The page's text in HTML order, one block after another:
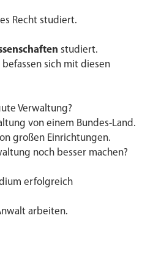
Recht studiert.
studiert.
sich mit diesen
Verwaltung?
von einem Bundes-Land.
großen Einrichtungen.
noch besser machen?
erfolgreich
arbeiten.